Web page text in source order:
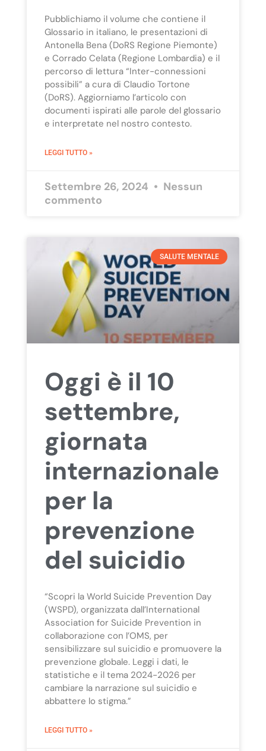
Pubblichiamo il volume che contiene il
Glossario in italiano, le presentazioni di
Antonella Bena (DoRS Regione Piemonte)
e Corrado Celata (Regione Lombardia) e il
percorso di lettura “Inter-connessioni
possibili” a cura di Claudio Tortone
(DoRS). Aggiorniamo l’articolo con
documenti ispirati alle parole del glossario
e interpretate nel nostro contesto.
LEGGI TUTTO »
Settembre 26, 2024
Nessun
commento
SALUTE MENTALE
Oggi è il 10
settembre,
giornata
internazionale
per la
prevenzione
del suicidio
“Scopri la World Suicide Prevention Day
(WSPD), organizzata dall’International
Association for Suicide Prevention in
collaborazione con l’OMS, per
sensibilizzare sul suicidio e promuovere la
prevenzione globale. Leggi i dati, le
statistiche e il tema 2024-2026 per
cambiare la narrazione sul suicidio e
abbattere lo stigma.”
LEGGI TUTTO »